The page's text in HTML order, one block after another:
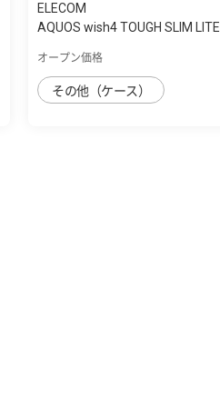
ELECOM
AQUOS wish4 TOUGH SLIM LITE
オープン価格
その他（ケース）